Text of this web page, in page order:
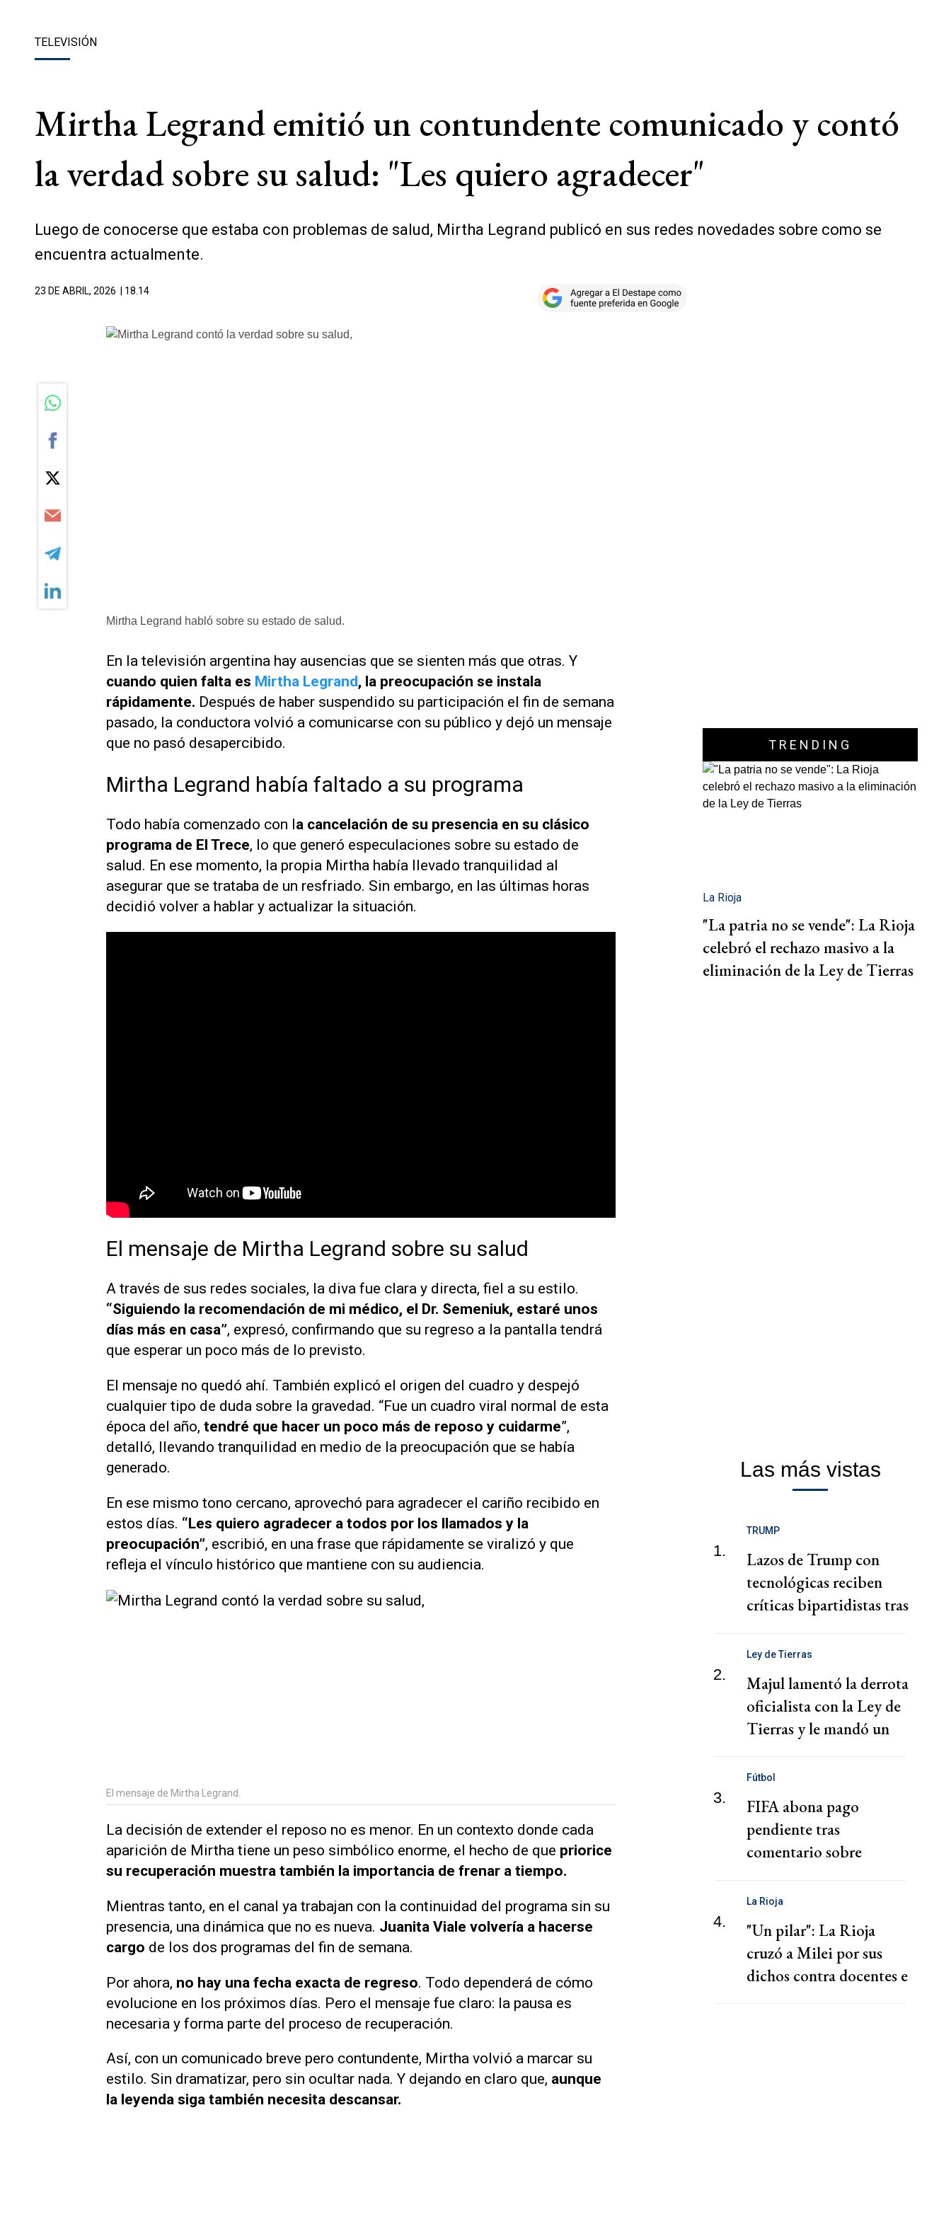
TELEVISIÓN
Mirtha Legrand emitió un contundente comunicado y contó
la verdad sobre su salud: "Les quiero agradecer"
Luego de conocerse que estaba con problemas de salud, Mirtha Legrand publicó en sus redes novedades sobre como se
encuentra actualmente.
23 DE ABRIL, 2026 | 18.14
Mirtha Legrand habló sobre su estado de salud.
En la televisión argentina hay ausencias que se sienten más que otras. Y
cuando quien falta es Mirtha Legrand, la preocupación se instala
rápidamente. Después de haber suspendido su participación el fin de semana
pasado, la conductora volvió a comunicarse con su público y dejó un mensaje
que no pasó desapercibido.
Mirtha Legrand había faltado a su programa
Todo había comenzado con la cancelación de su presencia en su clásico
programa de El Trece, lo que generó especulaciones sobre su estado de
salud. En ese momento, la propia Mirtha había llevado tranquilidad al
asegurar que se trataba de un resfriado. Sin embargo, en las últimas horas
decidió volver a hablar y actualizar la situación.
El mensaje de Mirtha Legrand sobre su salud
A través de sus redes sociales, la diva fue clara y directa, fiel a su estilo.
“Siguiendo la recomendación de mi médico, el Dr. Semeniuk, estaré unos
días más en casa”, expresó, confirmando que su regreso a la pantalla tendrá
que esperar un poco más de lo previsto.
El mensaje no quedó ahí. También explicó el origen del cuadro y despejó
cualquier tipo de duda sobre la gravedad. “Fue un cuadro viral normal de esta
época del año, tendré que hacer un poco más de reposo y cuidarme”,
detalló, llevando tranquilidad en medio de la preocupación que se había
generado.
En ese mismo tono cercano, aprovechó para agradecer el cariño recibido en
estos días. “Les quiero agradecer a todos por los llamados y la
preocupación”, escribió, en una frase que rápidamente se viralizó y que
refleja el vínculo histórico que mantiene con su audiencia.
El mensaje de Mirtha Legrand.
La decisión de extender el reposo no es menor. En un contexto donde cada
aparición de Mirtha tiene un peso simbólico enorme, el hecho de que priorice
su recuperación muestra también la importancia de frenar a tiempo.
Mientras tanto, en el canal ya trabajan con la continuidad del programa sin su
presencia, una dinámica que no es nueva. Juanita Viale volvería a hacerse
cargo de los dos programas del fin de semana.
Por ahora, no hay una fecha exacta de regreso. Todo dependerá de cómo
evolucione en los próximos días. Pero el mensaje fue claro: la pausa es
necesaria y forma parte del proceso de recuperación.
Así, con un comunicado breve pero contundente, Mirtha volvió a marcar su
estilo. Sin dramatizar, pero sin ocultar nada. Y dejando en claro que, aunque
la leyenda siga también necesita descansar.
TRENDING
La Rioja
"La patria no se vende": La Rioja
celebró el rechazo masivo a la
eliminación de la Ley de Tierras
Las más vistas
1.
TRUMP
Lazos de Trump con
tecnológicas reciben
críticas bipartidistas tras
IA
2.
Ley de Tierras
Majul lamentó la derrota
oficialista con la Ley de
Tierras y le mandó un
3.
Fútbol
FIFA abona pago
pendiente tras
comentario sobre
de la Federación Jordana
4.
La Rioja
"Un pilar": La Rioja
cruzó a Milei por sus
dichos contra docentes e